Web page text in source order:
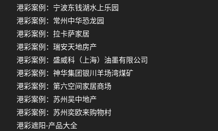
港彩案例：宁波东钱湖水上乐园
港彩案例：常州中华恐龙园
港彩案例：拉卡萨家居
港彩案例：瑞安天地房产
港彩案例：盛威科（上海）油墨有限公司
港彩案例：神华集团银川羊场湾煤矿
港彩案例：第六空间家居商场
港彩案例：苏州吴中地产
港彩案例：苏州奕欧来购物村
港彩遮阳-产品大全